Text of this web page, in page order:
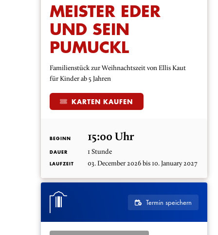
MEISTER EDER
UND SEIN
PUMUCKL
Familienstück zur Weihnachtszeit von Ellis Kaut
für Kinder ab 5 Jahren
KARTEN KAUFEN
BEGINN 15:00 Uhr
DAUER 1 Stunde
LAUFZEIT 03. December 2026 bis 10. January 2027
Termin speichern